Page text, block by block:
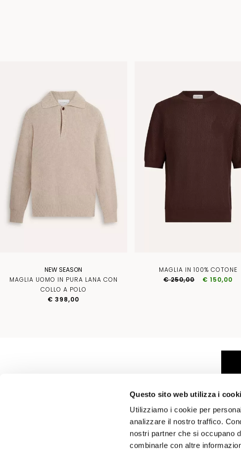
Questo sito web utilizza i
Utilizziamo i cookie per
analizzare il nostro traffico.
nostri partner che si occupano
combinarle con altre
NEW SEASON
MAGLIA UOMO IN PURA LANA CON
COLLO A POLO
€ 398,00
MAGLIA IN 100% COTONE
€ 250,00
€ 150,00